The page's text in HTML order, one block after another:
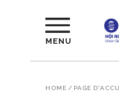
MENU
HOME / PAGE